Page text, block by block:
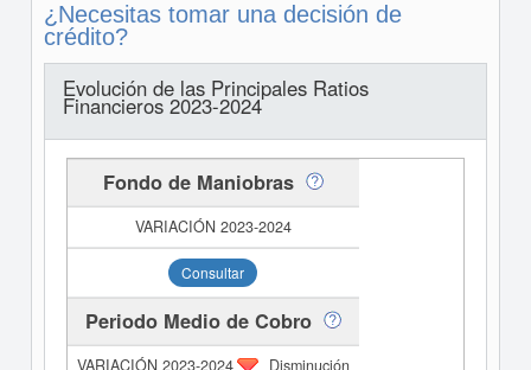
¿Necesitas tomar una decisión de
crédito?
Evolución de las Principales Ratios
Financieros 2023-2024
Fondo de Maniobras
Consultar
Periodo Medio de Cobro
Disminución